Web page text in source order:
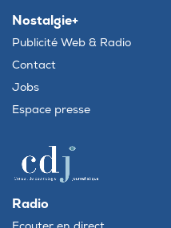
Nostalgie+
Publicité Web & Radio
Contact
Jobs
Espace presse
Radio